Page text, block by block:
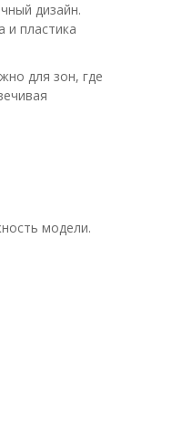
дизайн.
и пластика
для зон, где
модели.